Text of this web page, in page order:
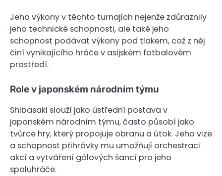
Jeho výkony v těchto turnajích nejenže zdůraznily
jeho technické schopnosti, ale také jeho
schopnost podávat výkony pod tlakem, což z něj
činí vynikajícího hráče v asijském fotbalovém
prostředí.
Role v japonském národním týmu
Shibasaki slouží jako ústřední postava v
japonském národním týmu, často působí jako
tvůrce hry, který propojuje obranu a útok. Jeho vize
a schopnost přihrávky mu umožňují orchestraci
akcí a vytváření gólových šancí pro jeho
spoluhráče.